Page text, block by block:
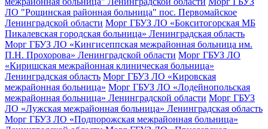
ЛО "Рощинская районная больница" пос. Первомайское
Ленинградской области Морг ГБУЗ ЛО «Бокситогорская МБ
Пикалевская городская больница» Ленинградская область
Морг ГБУЗ ЛО «Кингисеппская межрайонная больница им.
П.Н. Прохорова» Ленинградской области Морг ГБУЗ ЛО
«Киришская межрайонная клиническая больница»
Ленинградская область Морг ГБУЗ ЛО «Кировская
межрайонная больница» Морг ГБУЗ ЛО «Лодейнопольская
межрайонная больница» Ленинградской области Морг ГБУЗ
ЛО «Лужская межрайонная больница» Ленинградская область
Морг ГБУЗ ЛО «Подпорожская межрайонная больница»